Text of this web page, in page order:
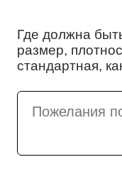
Где должна
размер,
стандартная,